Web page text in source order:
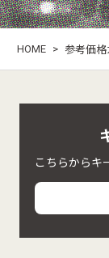
HOME > 参考価
こちらからキ